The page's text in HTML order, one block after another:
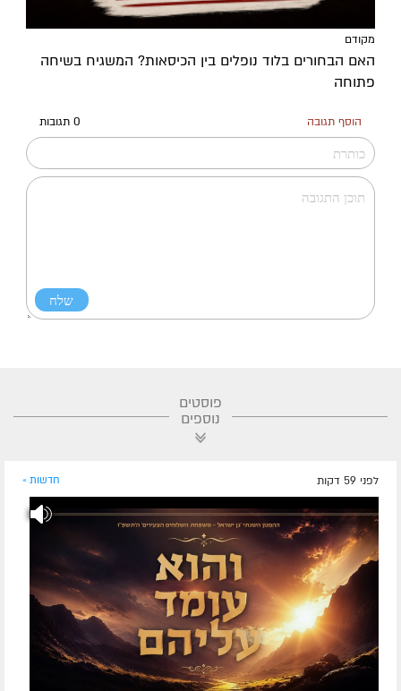
מקודם
האם הבחורים בלוד נופלים בין הכיסאות? המשגיח בשיחה
פתוחה
הוסף תגובה 0 תגובות
פוסטים
נוספים
לפני 59 דקות חדשות »